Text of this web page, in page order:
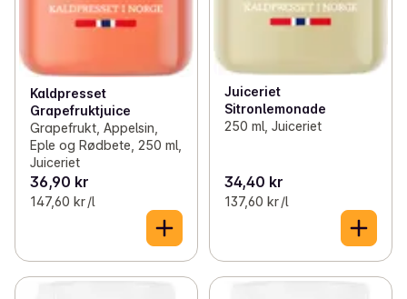
Kaldpresset
Grapefruktjuice
Grapefrukt, Appelsin,
Eple og Rødbete, 250 ml,
Juiceriet
36,90 kr
147,60 kr /l
Juiceriet
Sitronlemonade
250 ml, Juiceriet
34,40 kr
137,60 kr /l